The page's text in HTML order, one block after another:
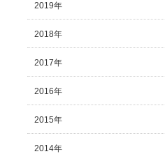
2019年
2018年
2017年
2016年
2015年
2014年